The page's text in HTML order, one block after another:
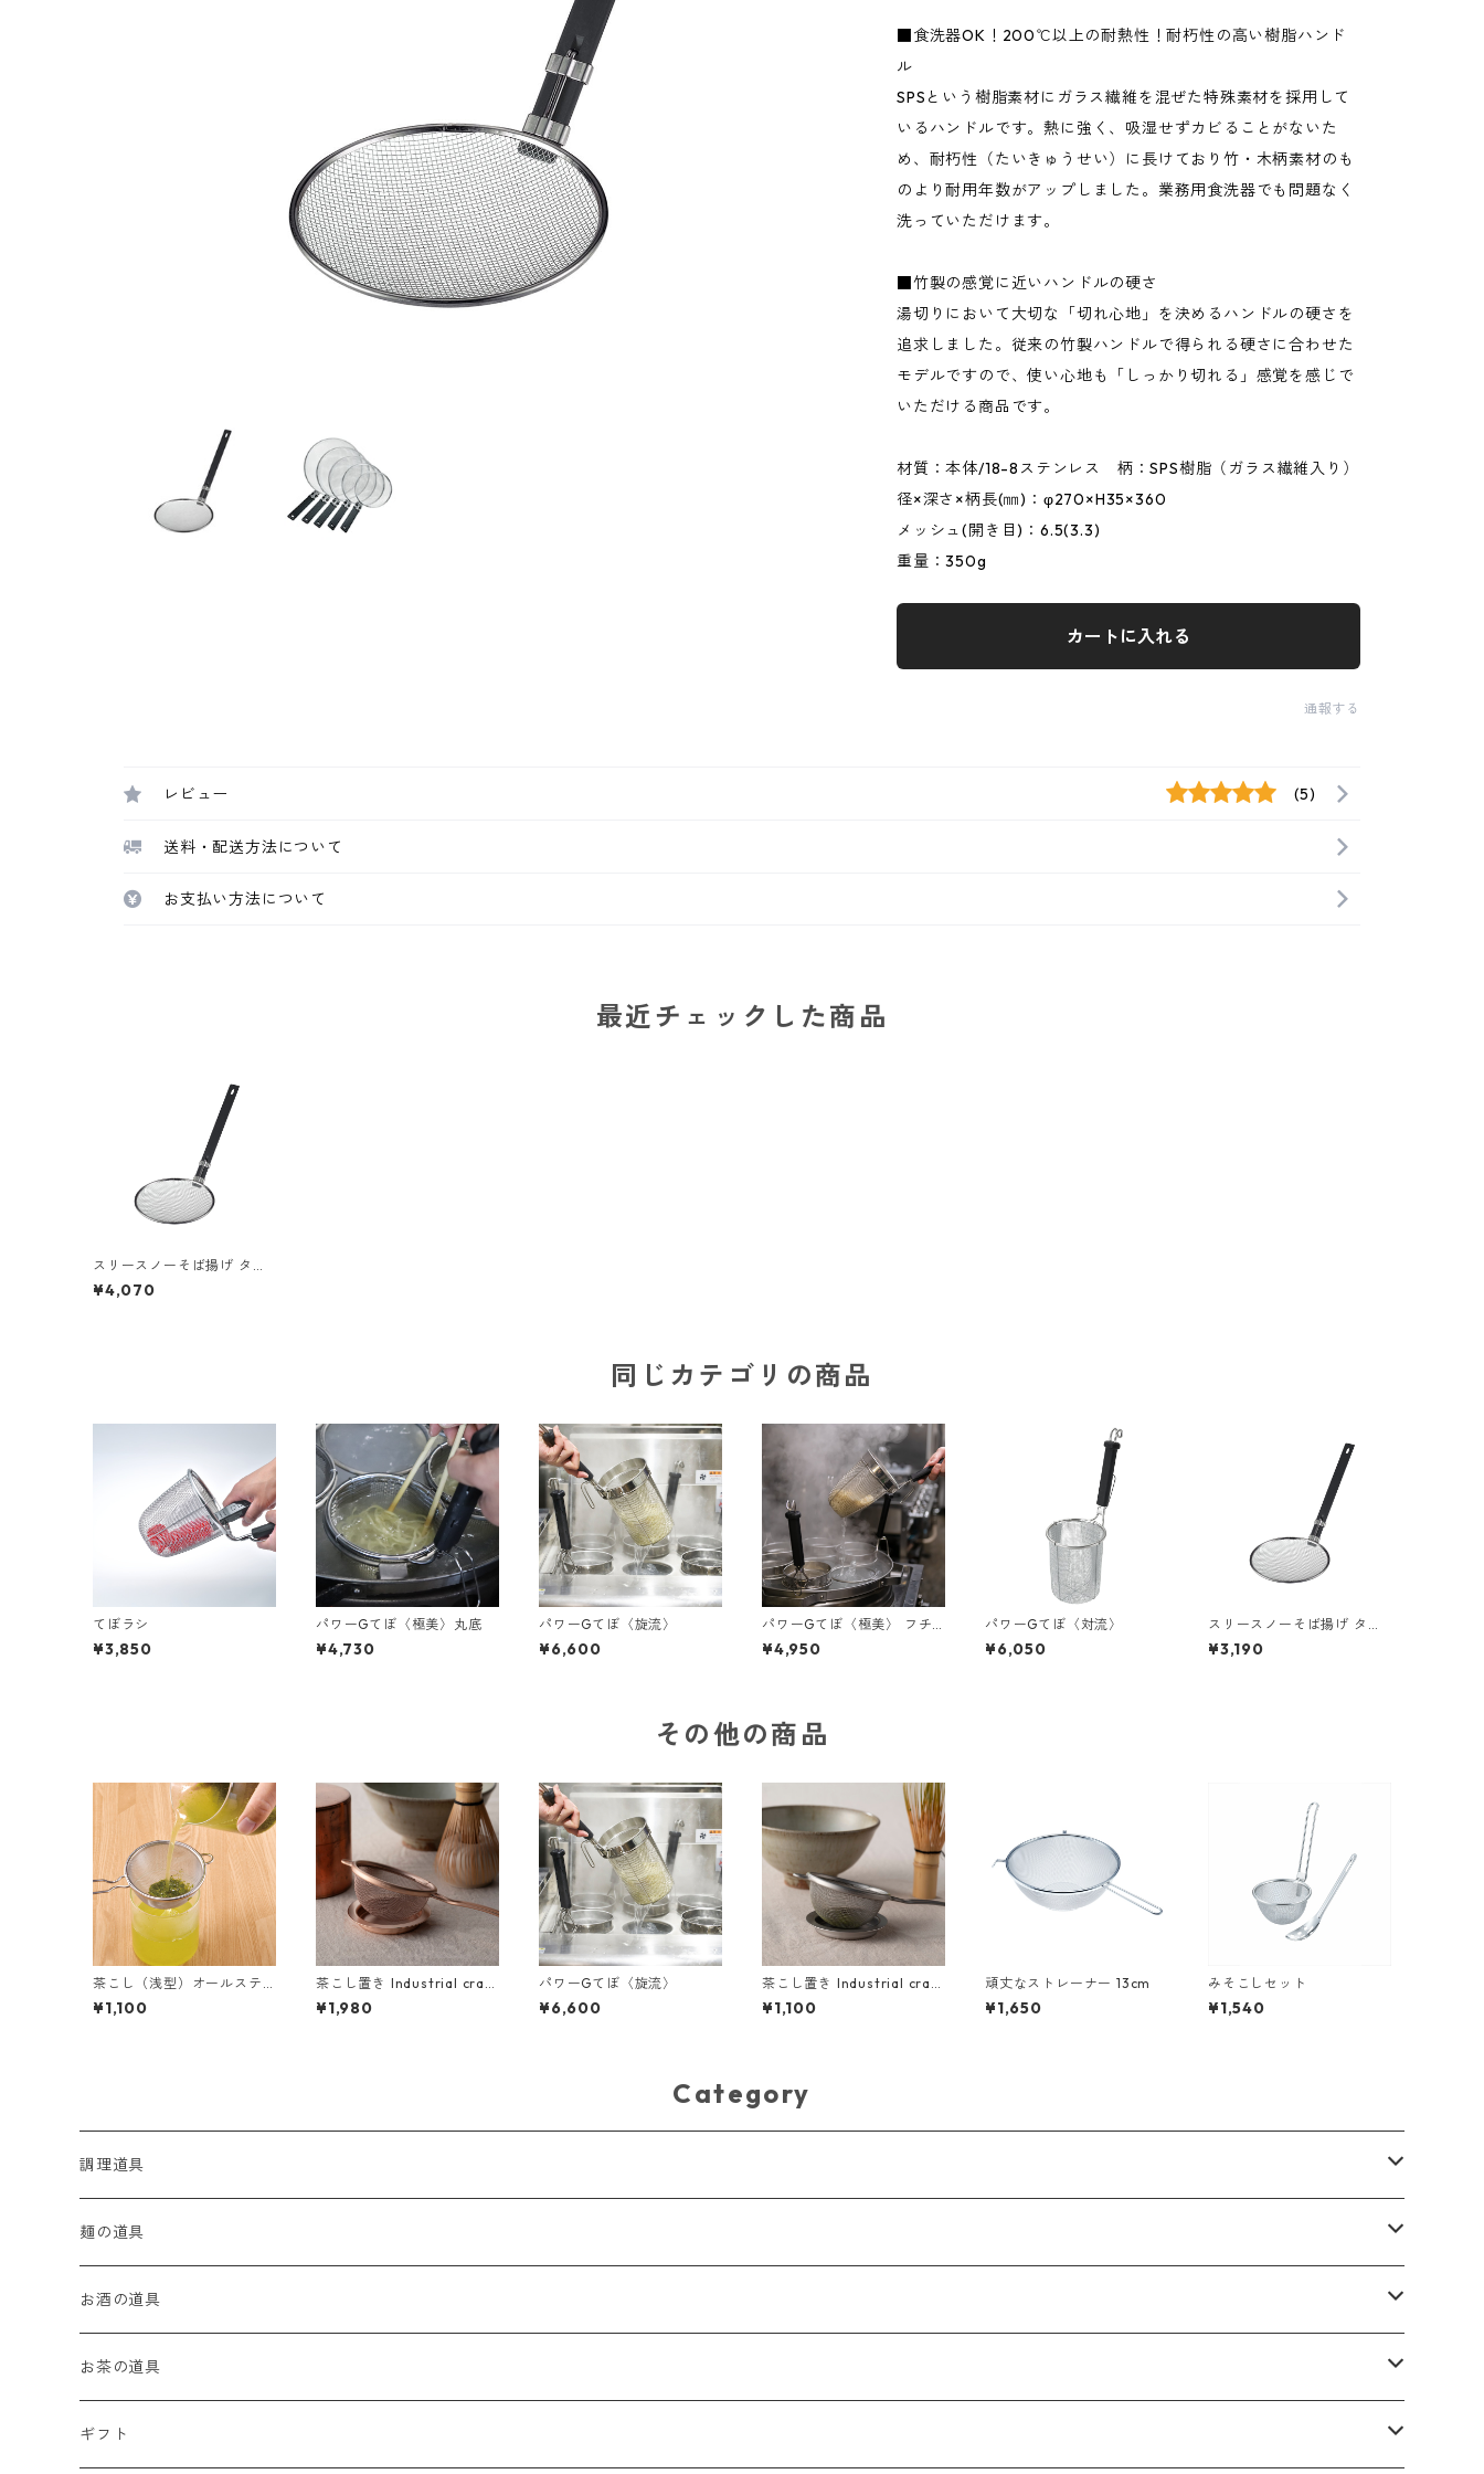
■食洗器OK！200℃以上の耐熱性！耐朽性の高い樹脂ハンド
ル
SPSという樹脂素材にガラス繊維を混ぜた特殊素材を採用して
いるハンドルです。熱に強く、吸湿せずカビることがないた
め、耐朽性（たいきゅうせい）に長けており竹・木柄素材のも
のより耐用年数がアップしました。業務用食洗器でも問題なく
洗っていただけます。
■竹製の感覚に近いハンドルの硬さ
湯切りにおいて大切な「切れ心地」を決めるハンドルの硬さを
追求しました。従来の竹製ハンドルで得られる硬さに合わせた
モデルですので、使い心地も「しっかり切れる」感覚を感じで
いただける商品です。
材質：本体/18-8ステンレス 柄：SPS樹脂（ガラス繊維入り）
径×深さ×柄長(㎜)：φ270×H35×360
メッシュ(開き目)：6.5(3.3)
重量：350g
カートに入れる
通報する
レビュー (5)
送料・配送方法について
お支払い方法について
最近チェックした商品
スリースノーそば揚げ タテ
型 27cm
¥4,070
同じカテゴリの商品
てぼラシ
¥3,850
パワーGてぼ〈極美〉丸底
¥4,730
パワーGてぼ〈旋流〉
¥6,600
パワーGてぼ〈極美〉 フチ
高
¥4,950
パワーGてぼ〈対流〉
¥6,050
スリースノーそば揚げ タテ
型 18cm
¥3,190
その他の商品
茶こし（浅型）オールステ
ンレス
¥1,100
茶こし置き Industrial craft
s ピンクゴールド
¥1,980
パワーGてぼ〈旋流〉
¥6,600
茶こし置き Industrial craft
s
¥1,100
頑丈なストレーナー 13cm
¥1,650
みそこしセット
¥1,540
Category
調理道具
麺道具
茶こし
ザル
ストレーナー
麺の道具
てぼ
てぼラシ
そば揚げ
お酒の道具
バーの道具
ビールの道具
お茶の道具
茶こし
ギフト